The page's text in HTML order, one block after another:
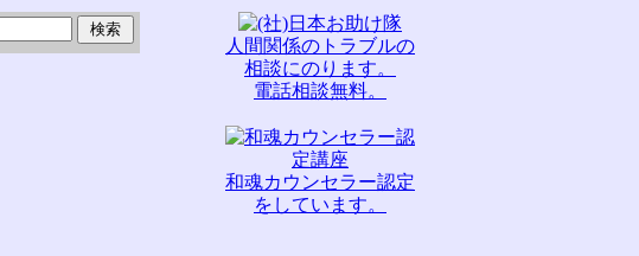
人間関係のトラブルの
相談にのります。
電話相談無料。
和魂カウンセラー認定
をしています。